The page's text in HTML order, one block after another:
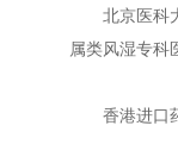
北京医科
属类风湿专科
香港进口